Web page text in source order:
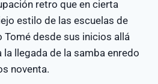
retro que en cierta
estilo de las escuelas de
Tomé desde sus inicios allá
llegada de la samba enredo
noventa.